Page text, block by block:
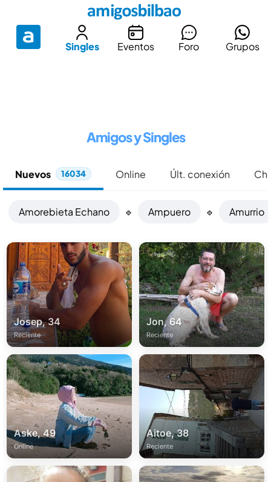
Singles Eventos Foro Grupos
Amigos y Singles
Nuevos 16034 Online Últ. conexión
Amorebieta Echano 🔹 Ampuero 🔹 Amurrio
Josep, 34
Reciente
Jon, 64
Reciente
Aske, 49
Online
Aitoe, 38
Reciente